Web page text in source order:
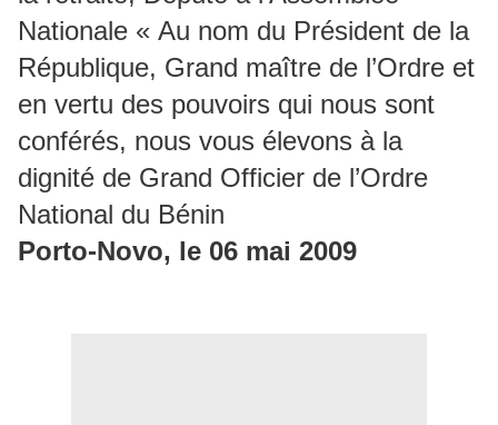
Nationale « Au nom du Président de la
République, Grand maître de l’Ordre et
en vertu des pouvoirs qui nous sont
conférés, nous vous élevons à la
dignité de Grand Officier de l’Ordre
National du Bénin
Porto-Novo, le 06 mai 2009